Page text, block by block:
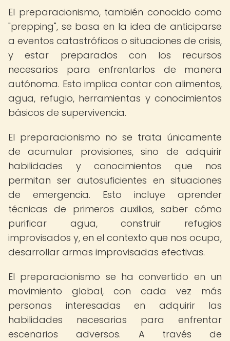
El preparacionismo, también conocido como
"prepping", se basa en la idea de anticiparse
a eventos catastróficos o situaciones de crisis,
y estar preparados con los recursos
necesarios para enfrentarlos de manera
autónoma. Esto implica contar con alimentos,
agua, refugio, herramientas y conocimientos
básicos de supervivencia.
El preparacionismo no se trata únicamente
de acumular provisiones, sino de adquirir
habilidades y conocimientos que nos
permitan ser autosuficientes en situaciones
de emergencia. Esto incluye aprender
técnicas de primeros auxilios, saber cómo
purificar agua, construir refugios
improvisados y, en el contexto que nos ocupa,
desarrollar armas improvisadas efectivas.
El preparacionismo se ha convertido en un
movimiento global, con cada vez más
personas interesadas en adquirir las
habilidades necesarias para enfrentar
escenarios adversos. A través de